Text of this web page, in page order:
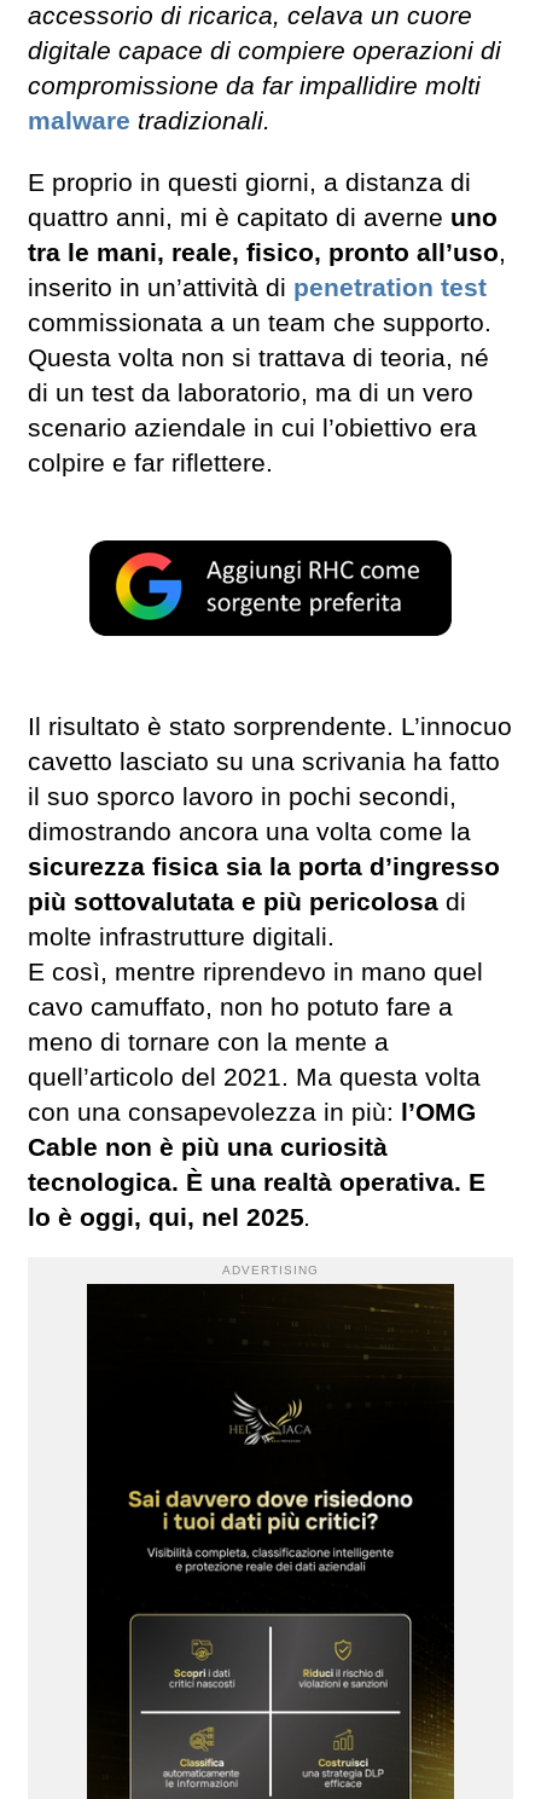
accessorio di ricarica, celava un cuore
digitale capace di compiere operazioni di
compromissione da far impallidire molti
malware tradizionali.
E proprio in questi giorni, a distanza di
quattro anni, mi è capitato di averne uno
tra le mani, reale, fisico, pronto all’uso,
inserito in un’attività di penetration test
commissionata a un team che supporto.
Questa volta non si trattava di teoria, né
di un test da laboratorio, ma di un vero
scenario aziendale in cui l’obiettivo era
colpire e far riflettere.
Il risultato è stato sorprendente. L’innocuo
cavetto lasciato su una scrivania ha fatto
il suo sporco lavoro in pochi secondi,
dimostrando ancora una volta come la
sicurezza fisica sia la porta d’ingresso
più sottovalutata e più pericolosa di
molte infrastrutture digitali.
E così, mentre riprendevo in mano quel
cavo camuffato, non ho potuto fare a
meno di tornare con la mente a
quell’articolo del 2021. Ma questa volta
con una consapevolezza in più: l’OMG
Cable non è più una curiosità
tecnologica. È una realtà operativa. E
lo è oggi, qui, nel 2025.
ADVERTISING